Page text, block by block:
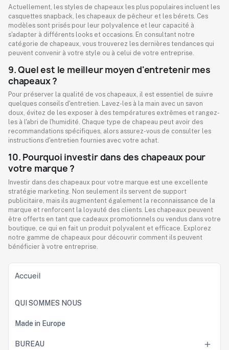
Accueil
QUI SOMMES NOUS
Made in Europe
BUREAU 
Actuellement, les styles de chapeaux les plus populaires incluent les
casquettes snapback, les chapeaux de pêcheur et les bérets. Ces
modèles sont prisés pour leur polyvalence et leur capacité à
s'adapter à différents looks et occasions. En consultant notre
catégorie de chapeaux, vous trouverez les dernières tendances qui
peuvent convenir à votre style ou à celui de votre entreprise.
9. Quel est le meilleur moyen d'entretenir mes
chapeaux ?
Pour préserver la qualité de vos chapeaux, il est essentiel de suivre
quelques conseils d'entretien. Lavez-les à la main avec un savon
doux, évitez de les exposer à des températures extrêmes et rangez-
les à l'abri de l'humidité. Chaque type de chapeau peut avoir des
recommandations spécifiques, alors assurez-vous de consulter les
instructions d'entretien fournies avec votre achat.
10. Pourquoi investir dans des chapeaux pour
votre marque ?
Investir dans des chapeaux pour votre marque est une excellente
stratégie marketing. Non seulement ils servent de support
publicitaire, mais ils augmentent également la reconnaissance de la
marque et renforcent la loyauté des clients. Les chapeaux peuvent
être offerts en tant que cadeaux promotionnels ou vendus dans votre
boutique, ce qui en fait un produit polyvalent et efficace. Explorez
notre gamme de chapeaux pour découvrir comment ils peuvent
bénéficier à votre entreprise.